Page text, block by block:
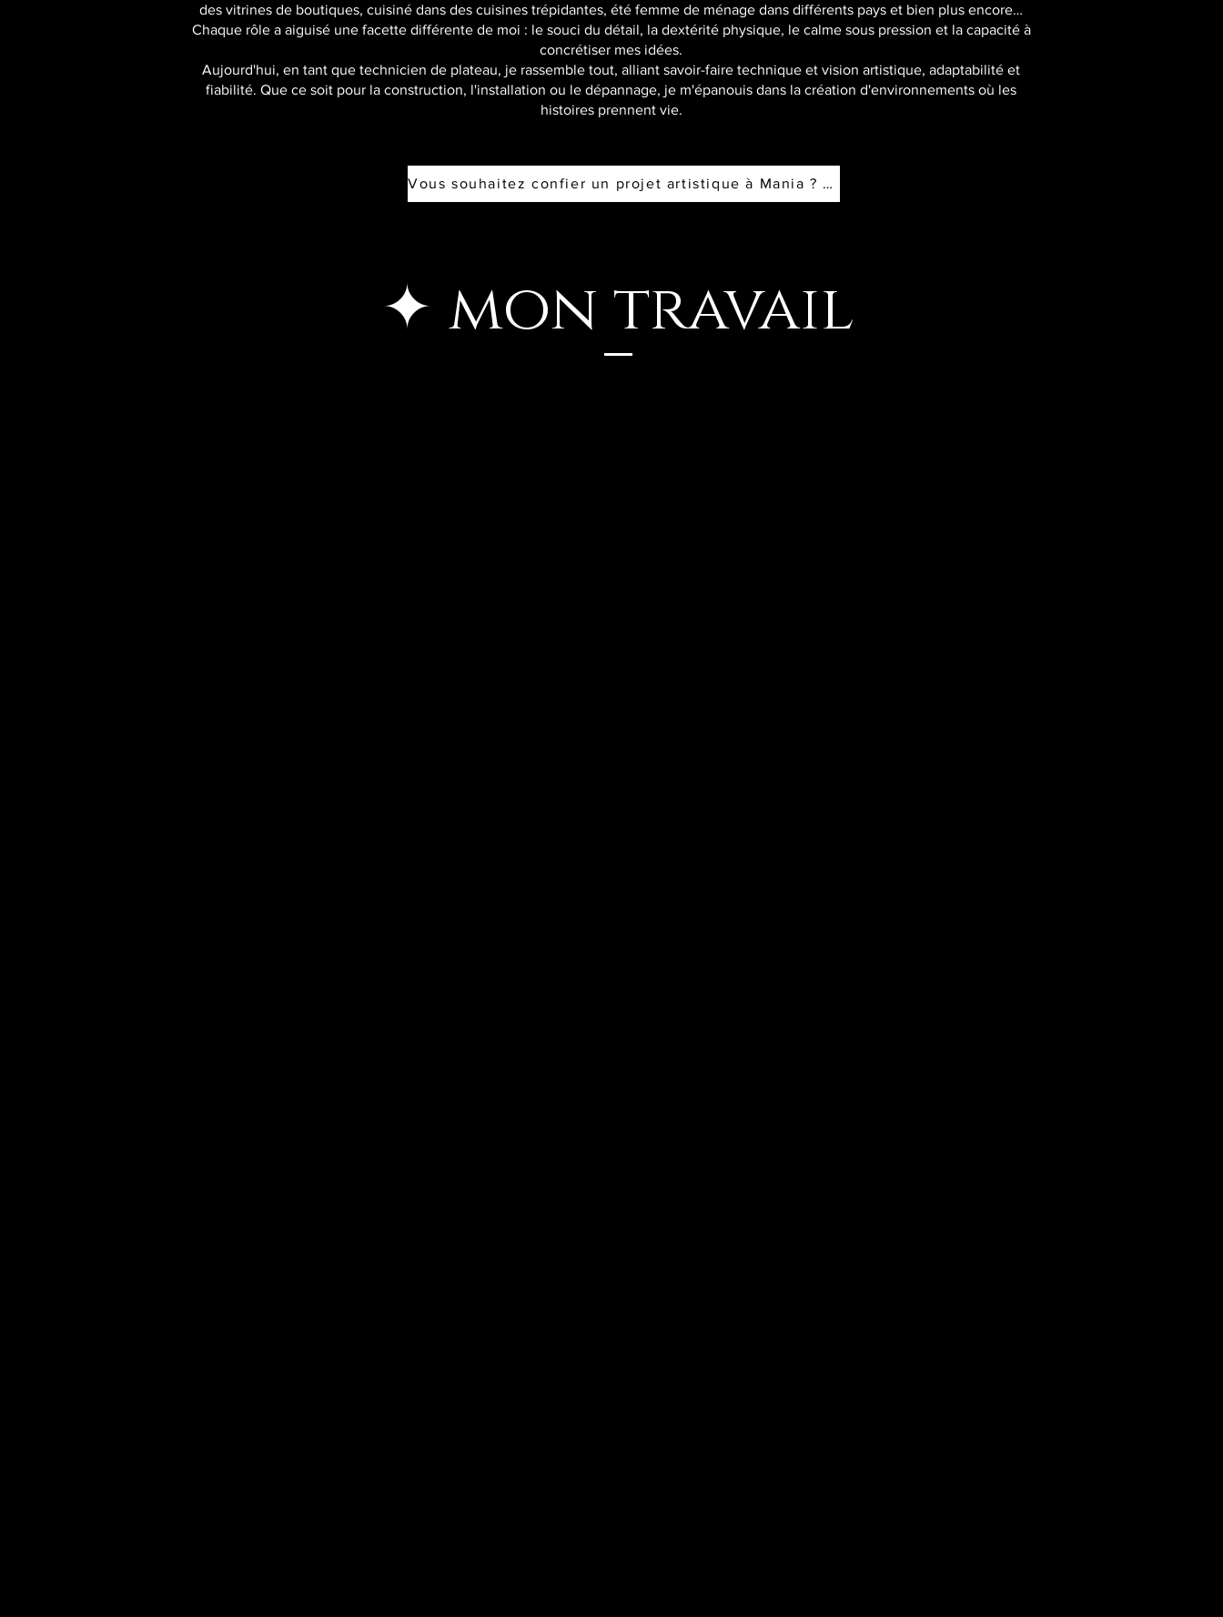
des vitrines de boutiques, cuisiné dans des cuisines trépidantes, été femme de ménage dans différents pays et bien plus encore…
Chaque rôle a aiguisé une facette différente de moi : le souci du détail, la dextérité physique, le calme sous pression et la capacité à
concrétiser mes idées.
Aujourd'hui, en tant que technicien de plateau, je rassemble tout, alliant savoir-faire technique et vision artistique, adaptabilité et
fiabilité. Que ce soit pour la construction, l'installation ou le dépannage, je m'épanouis dans la création d'environnements où les
histoires prennent vie.
Vous souhaitez confier un projet artistique à Mania ? Cliquez ici !
✦ mon travail